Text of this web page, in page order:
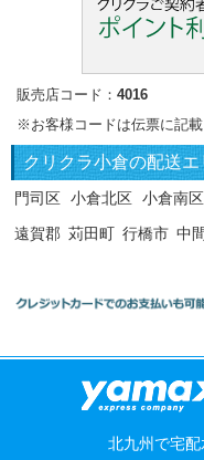
販売店コード： 4016
※お客様コードは伝票に記載
クリクラ小倉の配送エ
門司区 小倉北区 小倉南区
遠賀郡 苅田町 行橋市 中
北九州で宅